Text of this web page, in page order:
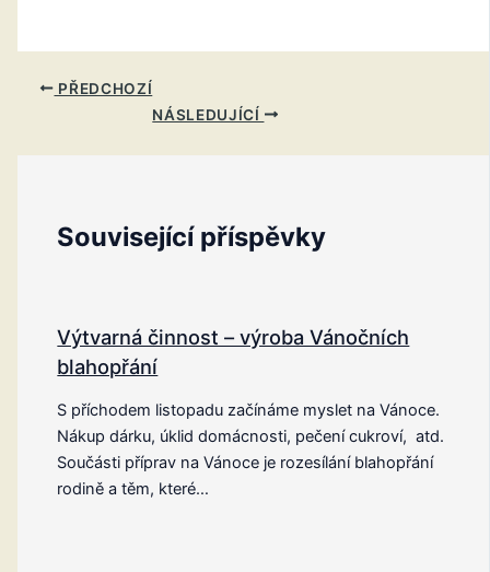
PŘEDCHOZÍ
NÁSLEDUJÍCÍ
Související příspěvky
Výtvarná činnost – výroba Vánočních
blahopřání
S příchodem listopadu začínáme myslet na Vánoce.
Nákup dárku, úklid domácnosti, pečení cukroví, atd.
Součásti příprav na Vánoce je rozesílání blahopřání
rodině a těm, které…